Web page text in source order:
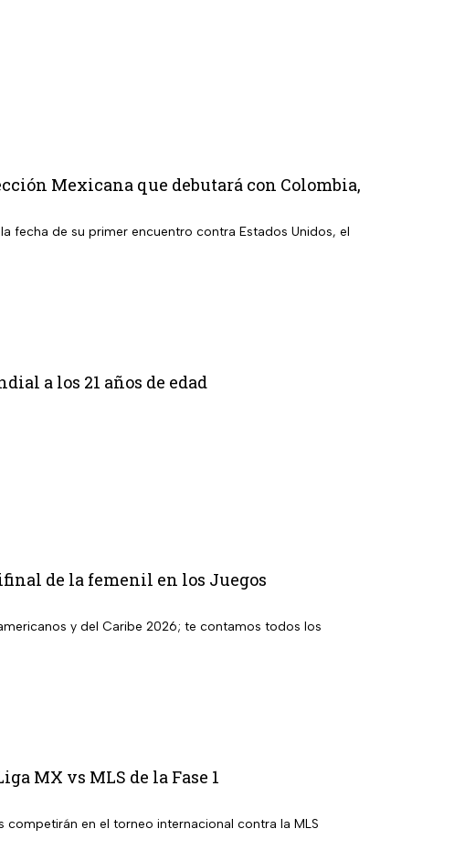
Mexicana que debutará con Colombia,
fecha de su primer encuentro contra Estados Unidos, el
a los 21 años de edad
de la femenil en los Juegos
y del Caribe 2026; te contamos todos los
MX vs MLS de la Fase 1
competirán en el torneo internacional contra la MLS